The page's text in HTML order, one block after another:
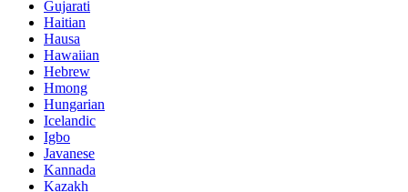
Gujarati
Haitian
Hausa
Hawaiian
Hebrew
Hmong
Hungarian
Icelandic
Igbo
Javanese
Kannada
Kazakh